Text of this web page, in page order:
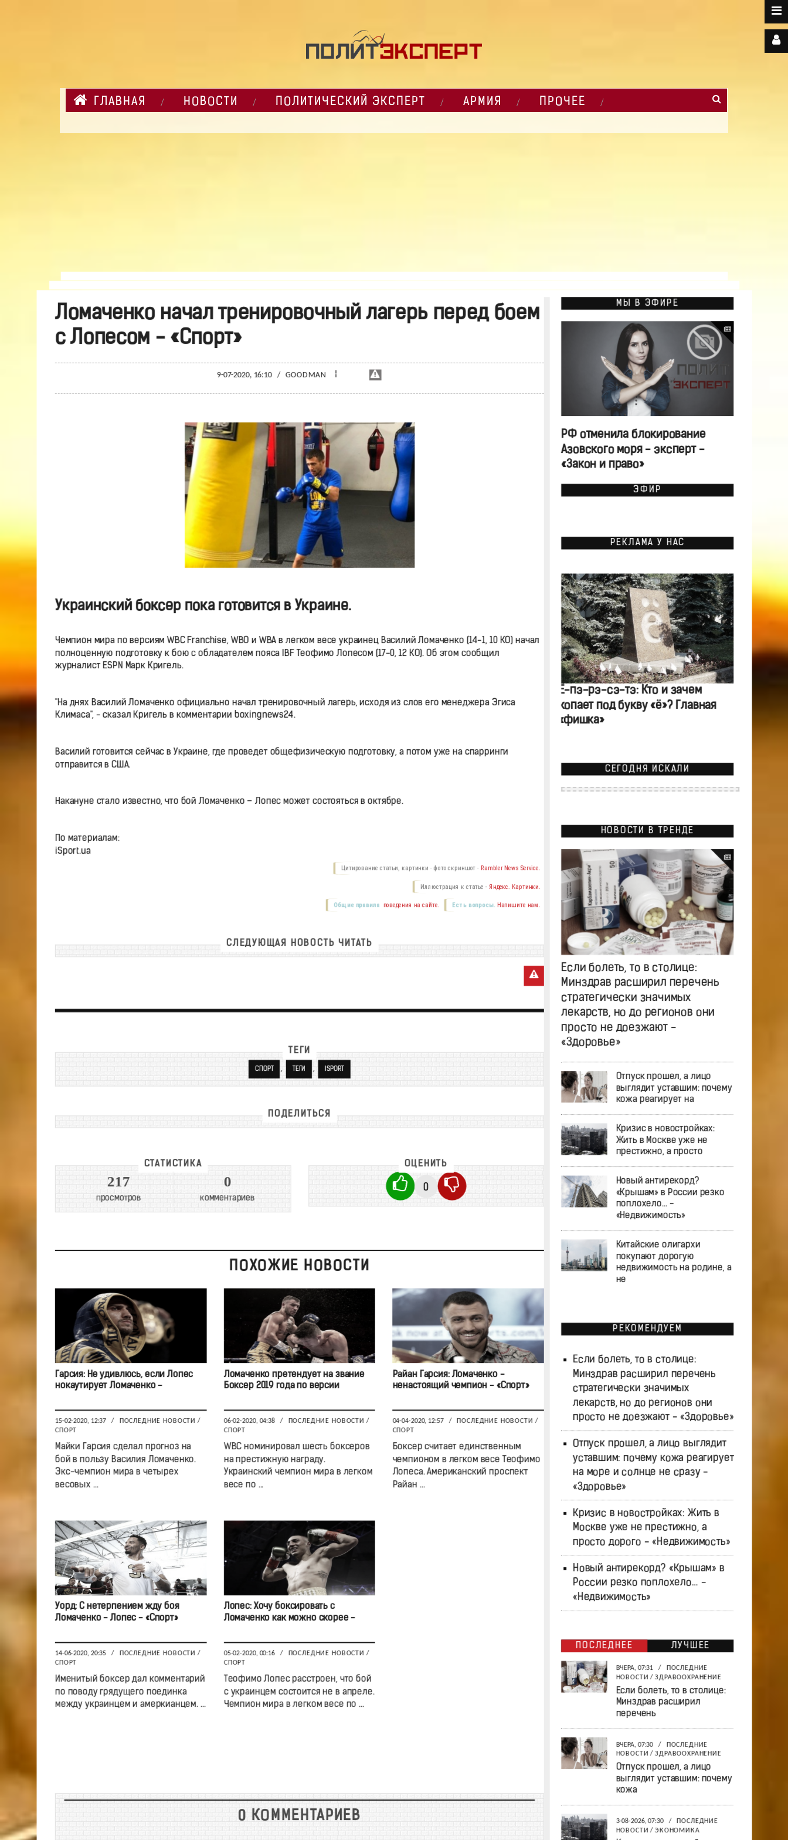
ГЛАВНАЯ НОВОСТИ ПОЛИТИЧЕСКИЙ ЭКСПЕРТ АРМИЯ ПРОЧЕЕ
Ломаченко начал тренировочный лагерь перед боем
с Лопесом - «Спорт»
9-07-2020, 16:10 / GOODMAN ¦
Украинский боксер пока готовится в Украине.
Чемпион мира по версиям WBC Franchise, WBO и WBA в легком весе украинец Василий Ломаченко (14-1, 10 КО) начал
полноценную подготовку к бою с обладателем пояса IBF Теофимо Лопесом (17-0, 12 КО). Об этом сообщил
журналист ESPN Марк Кригель.
"На днях Василий Ломаченко официально начал тренировочный лагерь, исходя из слов его менеджера Эгиса
Климаса", - сказал Кригель в комментарии boxingnews24.
Василий готовится сейчас в Украине, где проведет общефизическую подготовку, а потом уже на спарринги
отправится в США.
Накануне стало известно, что бой Ломаченко – Лопес может состояться в октябре.
По материалам:
iSport.ua
Цитирование статьи, картинки - фото скриншот - Rambler News Service.
Иллюстрация к статье - Яндекс. Картинки.
Есть вопросы. Напишите нам.
Общие правила поведения на сайте.
СЛЕДУЮЩАЯ НОВОСТЬ ЧИТАТЬ
ТЕГИ
СПОРТ , ТЕГИ , ISPORT
ПОДЕЛИТЬСЯ
СТАТИСТИКА
217
просмотров
0
комментариев
ОЦЕНИТЬ
0
ПОХОЖИЕ НОВОСТИ
Гарсия: Не удивлюсь, если Лопес
нокаутирует Ломаченко -
15-02-2020, 12:37 / ПОСЛЕДНИЕ НОВОСТИ /
СПОРТ
Майки Гарсия сделал прогноз на
бой в пользу Василия Ломаченко.
Экс-чемпион мира в четырех
весовых ...
Ломаченко претендует на звание
Боксер 2019 года по версии
06-02-2020, 04:38 / ПОСЛЕДНИЕ НОВОСТИ /
СПОРТ
WBC номинировал шесть боксеров
на престижную награду.
Украинский чемпион мира в легком
весе по ...
Райан Гарсия: Ломаченко -
ненастоящий чемпион - «Спорт»
04-04-2020, 12:57 / ПОСЛЕДНИЕ НОВОСТИ /
СПОРТ
Боксер считает единственным
чемпионом в легком весе Теофимо
Лопеса. Американский проспект
Райан ...
Уорд: С нетерпением жду боя
Ломаченко - Лопес - «Спорт»
14-06-2020, 20:35 / ПОСЛЕДНИЕ НОВОСТИ /
СПОРТ
Именитый боксер дал комментарий
по поводу грядущего поединка
между украинцем и амеркианцем. ...
Лопес: Хочу боксировать с
Ломаченко как можно скорее -
05-02-2020, 00:16 / ПОСЛЕДНИЕ НОВОСТИ /
СПОРТ
Теофимо Лопес расстроен, что бой
с украинцем состоится не в апреле.
Чемпион мира в легком весе по ...
0 КОММЕНТАРИЕВ
МЫ В ЭФИРЕ
РФ отменила блокирование
Азовского моря - эксперт -
«Закон и право»
ЭФИР
РЕКЛАМА У НАС
Ё-пэ-рэ-сэ-тэ: Кто и зачем
копает под букву «ё»? Главная
«фишка»
СЕГОДНЯ ИСКАЛИ
НОВОСТИ В ТРЕНДЕ
Если болеть, то в столице:
Минздрав расширил перечень
стратегически значимых
лекарств, но до регионов они
просто не доезжают -
«Здоровье»
Отпуск прошел, а лицо
выглядит уставшим: почему
кожа реагирует на
Кризис в новостройках:
Жить в Москве уже не
престижно, а просто
Новый антирекорд?
«Крышам» в России резко
поплохело… -
«Недвижимость»
Китайские олигархи
покупают дорогую
недвижимость на родине, а
не
РЕКОМЕНДУЕМ
Если болеть, то в столице:
Минздрав расширил перечень
стратегически значимых
лекарств, но до регионов они
просто не доезжают - «Здоровье»
Отпуск прошел, а лицо выглядит
уставшим: почему кожа реагирует
на море и солнце не сразу -
«Здоровье»
Кризис в новостройках: Жить в
Москве уже не престижно, а
просто дорого - «Недвижимость»
Новый антирекорд? «Крышам» в
России резко поплохело… -
«Недвижимость»
ПОСЛЕДНЕЕ ЛУЧШЕЕ
ВЧЕРА, 07:31 /
ПОСЛЕДНИЕ
НОВОСТИ / ЗДРАВООХРАНЕНИЕ
Если болеть, то в столице:
Минздрав расширил
перечень
ВЧЕРА, 07:30 /
ПОСЛЕДНИЕ
НОВОСТИ / ЗДРАВООХРАНЕНИЕ
Отпуск прошел, а лицо
выглядит уставшим: почему
кожа
3-08-2026, 07:30 /
ПОСЛЕДНИЕ
НОВОСТИ / ЭКОНОМИКА